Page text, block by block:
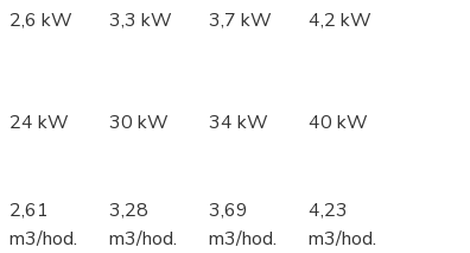
2,6 kW 3,3 kW 3,7 kW 4,2 kW
24 kW 30 kW 34 kW 40 kW
2,61
m3/hod.
3,28
m3/hod.
3,69
m3/hod.
4,23
m3/hod.